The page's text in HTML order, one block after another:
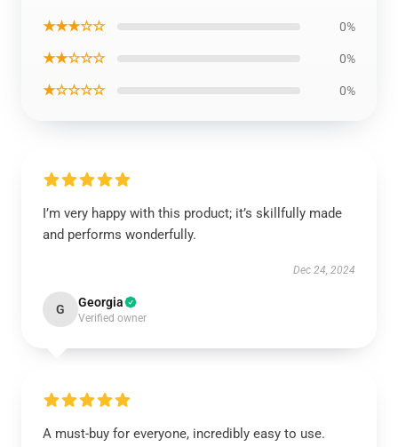
★★★☆☆ 0%
★★☆☆☆ 0%
★☆☆☆☆ 0%
I’m very happy with this product; it’s skillfully made
and performs wonderfully.
Dec 24, 2024
G Georgia
Verified owner
A must-buy for everyone, incredibly easy to use.